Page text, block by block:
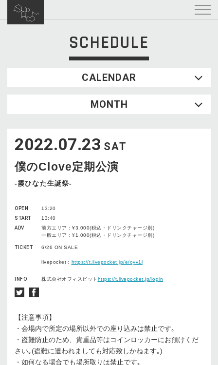
SCHEDULE
CALENDAR
WED
2
3 4 5
16
17 18 19
23
24
MONTH
2022.07.23 SAT
僕のClove定期公演
-霞ひなた生誕祭-
OPEN
13:20
START
13:40
ADV
前方エリア：¥3,000(税込・ドリンクチャージ別)
一般エリア：¥1,000(税込・ドリンクチャージ別)
TICKET 6/26 ON SALE
livepocket： https://t.livepocket.jp/e/oyv1l
INFO 株式会社オフィスビット https://t.livepocket.jp/login
【注意事項】
・会場内で所定の場所以外での座り込みは禁止です｡
・盗難防止のため、貴重品等はコインロッカーにお預けくだ
さい｡(盗難に遭われましても対応致しかねます｡)
・如何なる場合でも場所取りは禁止です｡